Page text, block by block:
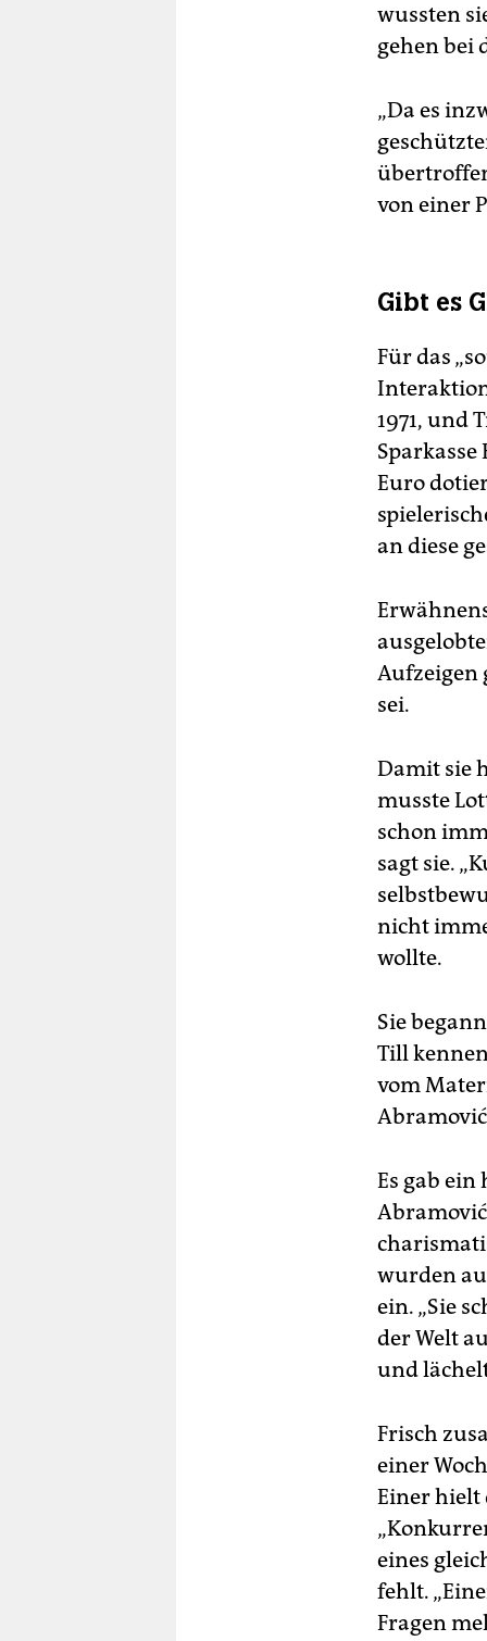
wussten
gehen bei
„Da es
von einer
Gibt es
Für das
1971, und
Euro
an diese
Aufzeigen
sei.
Damit sie
musste
schon
sagt sie.
nicht
wollte.
Sie
Till
vom
Es gab
wurden
ein. „Sie
der Welt
und
Frisch
einer
Einer hielt
eines
fehlt.
Fragen